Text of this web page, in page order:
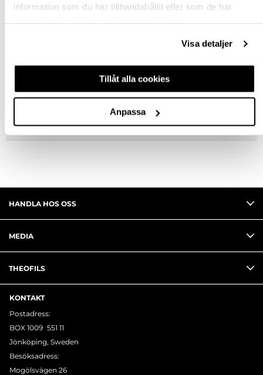
information som du har tillhandahållit eller som de har
Visa detaljer
Tillåt alla cookies
Anpassa
Hämta i butik
BESKRIVNING
FRÅGA OM PRODUKT
RECENSIONER
HANDLA HOS OSS
MEDIA
THEOFILS
KONTAKT
Postadress:
BOX 1009 551 11
Jönköping, Sweden
Besöksadress:
Mogölsvägen 26